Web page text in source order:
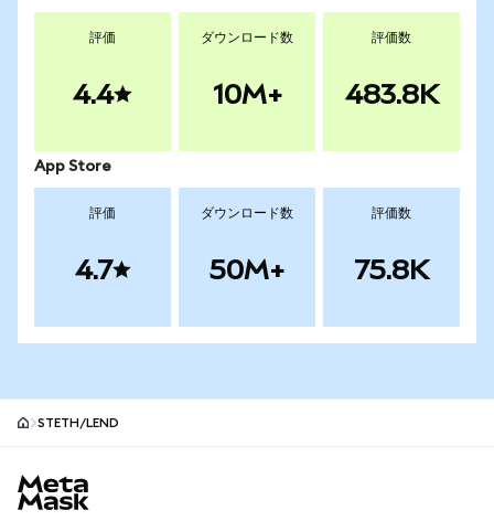
評価
4.4
ダウンロード数
10M+
評価数
483.8K
App Store
評価
4.7
ダウンロード数
50M+
評価数
75.8K
STETH/LEND